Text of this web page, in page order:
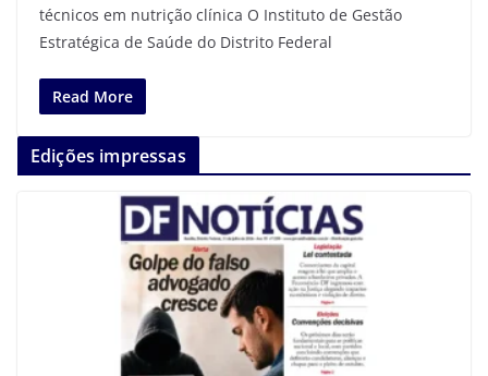
técnicos em nutrição clínica O Instituto de Gestão
Estratégica de Saúde do Distrito Federal
Read More
Edições impressas